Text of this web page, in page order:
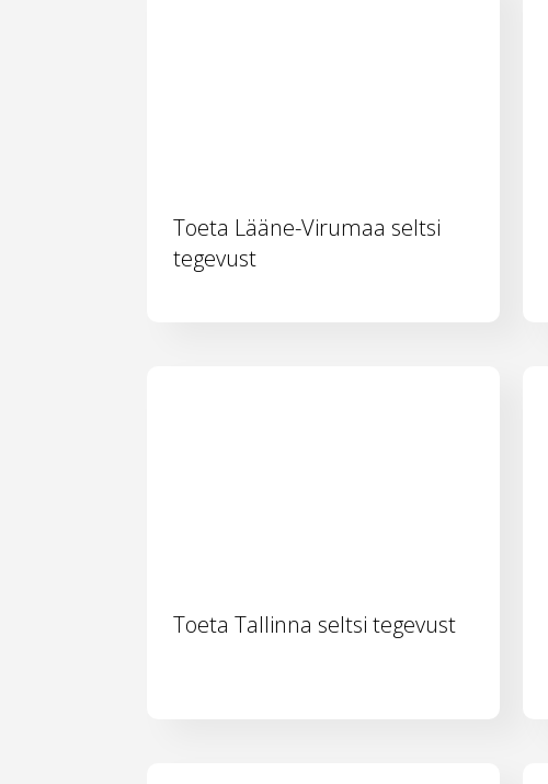
Toeta Lääne-Virumaa seltsi
tegevust
Toeta Tallinna seltsi tegevust